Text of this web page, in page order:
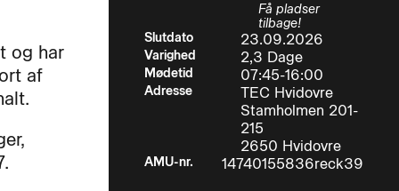
og har
af
Få pladser
tilbage!
Slutdato
23.09.2026
Varighed 2,3 Dage
Mødetid 07:45-16:00
Adresse
TEC Hvidovre
Stamholmen 201-
215
2650 Hvidovre
AMU-nr. 14740155836reck39